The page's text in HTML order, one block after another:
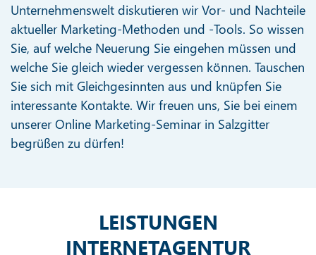
Unternehmenswelt diskutieren wir Vor- und Nachteile
aktueller Marketing-Methoden und -Tools. So wissen
Sie, auf welche Neuerung Sie eingehen müssen und
welche Sie gleich wieder vergessen können. Tauschen
Sie sich mit Gleichgesinnten aus und knüpfen Sie
interessante Kontakte. Wir freuen uns, Sie bei einem
unserer Online Marketing-Seminar in Salzgitter
begrüßen zu dürfen!
LEISTUNGEN
INTERNETAGENTUR